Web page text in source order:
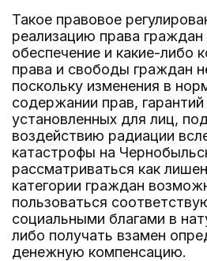
Такое правовое
реализацию права граждан
обеспечение и какие-либо
права и свободы граждан
поскольку изменения в
содержании прав, гарантий
установленных для лиц,
воздействию радиации
катастрофы на
рассматриваться как
категории граждан
пользоваться
социальными благами в
либо получать взамен
денежную компенсацию.